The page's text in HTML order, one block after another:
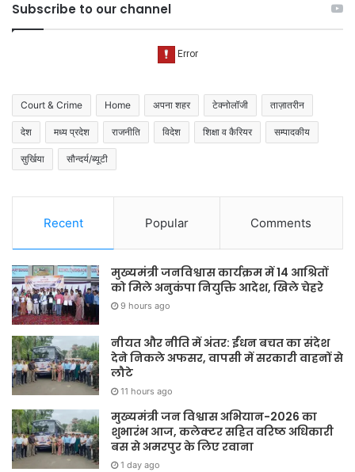
Subscribe to our channel
Court & Crime Home अपना शहर टेक्नोलॉजी ताज़ातरीन
देश मध्य प्रदेश राजनीति विदेश शिक्षा व कैरियर सम्पादकीय
सुर्खिया सौन्दर्य/ब्यूटी
Recent Popular Comments
मुख्यमंत्री जनविश्वास कार्यक्रम में 14 आश्रितों
को मिले अनुकंपा नियुक्ति आदेश, खिले चेहरे
9 hours ago
नीयत और नीति में अंतर: ईंधन बचत का संदेश
देने निकले अफसर, वापसी में सरकारी वाहनों से
लौटे
11 hours ago
मुख्यमंत्री जन विश्वास अभियान-2026 का
शुभारंभ आज, कलेक्टर सहित वरिष्ठ अधिकारी
बस से अमरपुर के लिए रवाना
1 day ago